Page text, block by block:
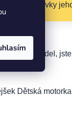
i požadavky
vozidel,
Dětská